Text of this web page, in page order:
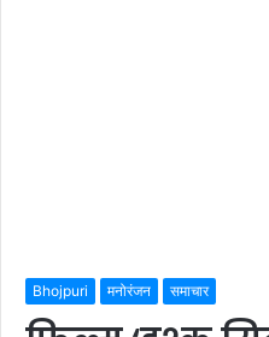
Bhojpuri मनोरंजन समाचार